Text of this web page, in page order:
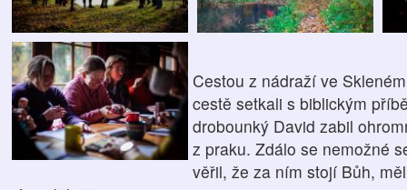
Cestou z nádraží ve
cestě setkali s biblickým
drobounký David zabil
z praku. Zdálo se nemožné
věřil, že za ním stojí Bůh,